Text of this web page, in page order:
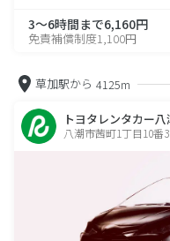
3～6時間まで6,160円
免責補償制度1,100円
草加駅から 4125m
トヨタレンタカー
八潮市茜町1丁目10番3